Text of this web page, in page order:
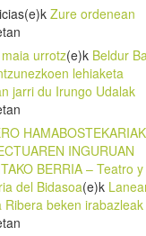
(e)k Zure ordenean
urrotz(e)k Beldur
lehiaketa
jarri du Irungo Udalak
HAMABOSTEKARIAK
INGURUAN
BERRIA – Teatro y
del Bidasoa(e)k
Ribera beken irabazleak